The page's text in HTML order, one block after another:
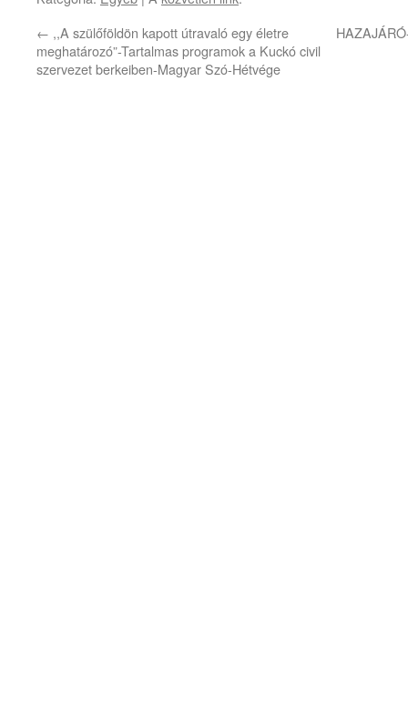
← ,,A szülőföldön kapott útravaló egy életre
meghatározó”-Tartalmas programok a Kuckó civil
szervezet berkeiben-Magyar Szó-Hétvége